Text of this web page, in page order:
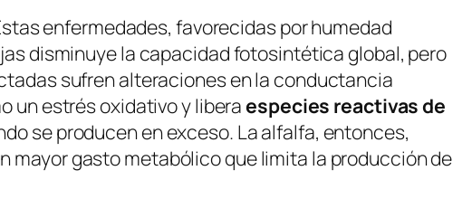
enfermedades, favorecidas por humedad
disminuye la capacidad fotosintética global, pero
sufren alteraciones en la conductancia
un estrés oxidativo y liberaespecies reactivas de
se producen en exceso. La alfalfa, entonces,
mayor gasto metabólico que limita la producción de